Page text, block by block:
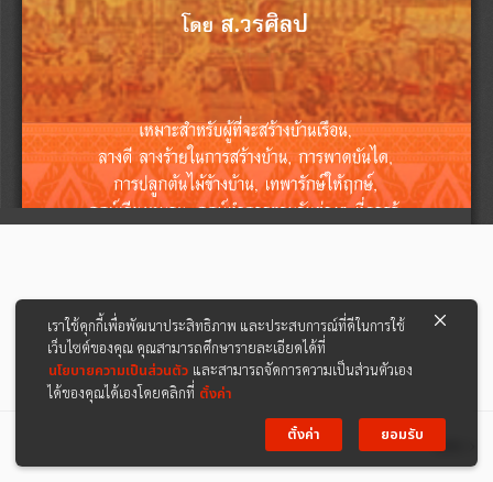
ต่อไป
เราใช้คุกกี้เพื่อพัฒนาประสิทธิภาพ และประสบการณ์ที่ดีในการใช้
เว็บไซต์ของคุณ คุณสามารถศึกษารายละเอียดได้ที่
นโยบายความเป็นส่วนตัว และสามารถจัดการความเป็นส่วนตัวเอง
ได้ของคุณได้เองโดยคลิกที่ ตั้งค่า
ตั้งค่า
ยอมรับ